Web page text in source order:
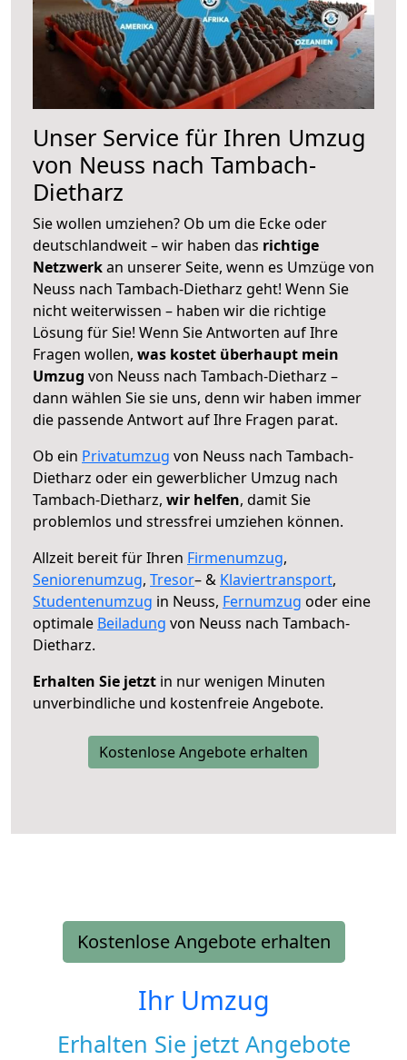
Unser Service für Ihren Umzug
von Neuss nach Tambach-
Dietharz
Sie wollen umziehen? Ob um die Ecke oder
deutschlandweit – wir haben das richtige
Netzwerkan unserer Seite, wenn es Umzüge von
Neuss nach Tambach-Dietharz geht! Wenn Sie
nicht weiterwissen – haben wir die richtige
Lösung für Sie! Wenn Sie Antworten auf Ihre
Fragen wollen, was kostet überhaupt mein
Umzug von Neuss nach Tambach-Dietharz –
dann wählen Sie sie uns, denn wir haben immer
die passende Antwort auf Ihre Fragen parat.
Ob ein Privatumzug von Neuss nach Tambach-
Dietharz oder ein gewerblicher Umzug nach
Tambach-Dietharz, wir helfen, damit Sie
problemlos und stressfrei umziehen können.
Allzeit bereit für Ihren Firmenumzug,
Seniorenumzug, Tresor– & Klaviertransport,
Studentenumzug in Neuss, Fernumzug oder eine
optimale Beiladung von Neuss nach Tambach-
Dietharz.
Erhalten Sie jetzt in nur wenigen Minuten
unverbindliche und kostenfreie Angebote.
Kostenlose Angebote erhalten
Kostenlose Angebote erhalten
Ihr Umzug
Erhalten Sie jetzt Angebote